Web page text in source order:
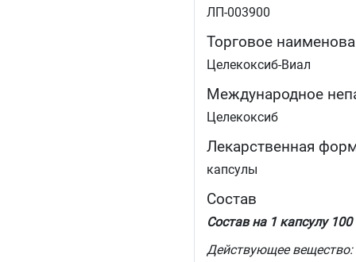
ЛП-003900
Торговое
Целекоксиб-Виал
Международное
Целекоксиб
Лекарственная
капсулы
Состав
Состав на 1 капсулу 100
Действующее вещество: